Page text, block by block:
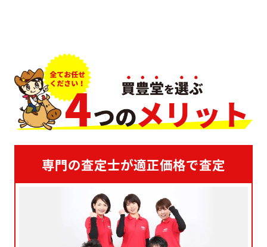
専門の査定士が適正価格で査定